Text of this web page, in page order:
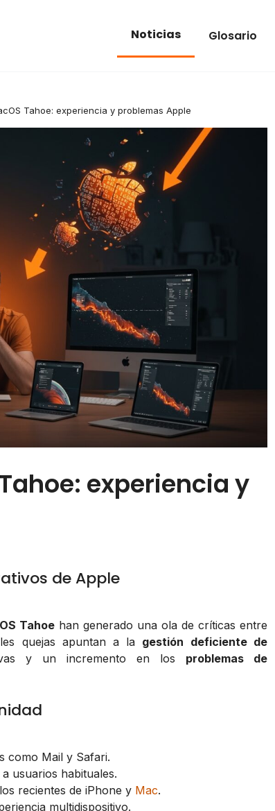
Noticias Glosario
Tahoe: experiencia y problemas Apple
experiencia y
de Apple
Tahoehan generado una ola de críticas entre
quejas apuntan a la gestión deficiente de
y un incremento en los problemas de
como Mail y Safari.
usuarios habituales.
recientes de iPhone y Mac.
multidispositivo.